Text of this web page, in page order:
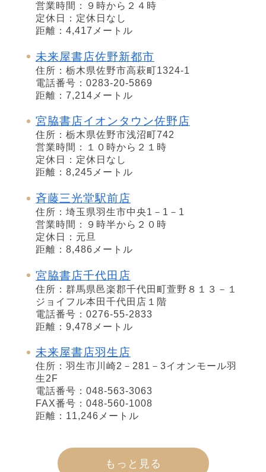
営業時間：９時から２４時
定休日：定休日なし
距離：4,417メートル
未来屋書店佐野新都市
住所：栃木県佐野市高萩町1324-1
電話番号：0283-20-5869
距離：7,214メートル
宮脇書店イオンタウン佐野店
住所：栃木県佐野市浅沼町742
営業時間：１０時から２１時
定休日：定休日なし
距離：8,245メートル
斉藤三光堂駅前店
住所：埼玉県羽生市中央1－1－1
営業時間：９時半から２０時
定休日：元旦
距離：8,486メートル
宮脇書店千代田店
住所：群馬県邑楽郡千代田町萱野８１３－１
ジョイフル本田千代田店１階
電話番号：0276-55-2833
距離：9,478メートル
未来屋書店羽生店
住所：羽生市川崎2－281－3イオンモール羽
生2F
電話番号：048-563-3063
FAX番号：048-560-1008
距離：11,246メートル
もっと見る